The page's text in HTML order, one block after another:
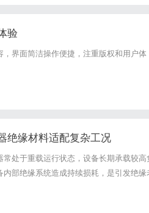
验
界面简洁操作便捷，注重版权和用户体
绝缘材料适配复杂工况
处于重载运行状态，设备长期承载较高
部绝缘系统造成持续损耗，是引发绝缘
器防护工作，核心在于筑牢内部绝缘体系
维持配电系统稳定运转。